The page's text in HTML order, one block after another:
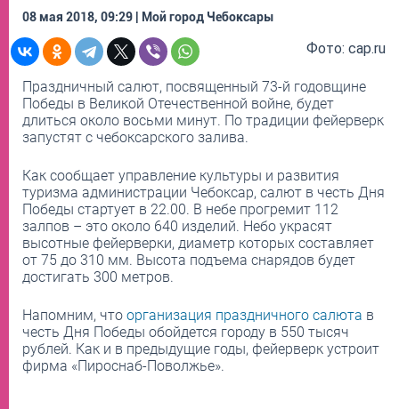
08 мая 2018, 09:29 | Мой город Чебоксары
Фото: cap.ru
Праздничный салют, посвященный 73-й годовщине
Победы в Великой Отечественной войне, будет
длиться около восьми минут. По традиции фейерверк
запустят с чебоксарского залива.
Как сообщает управление культуры и развития
туризма администрации Чебоксар, салют в честь Дня
Победы стартует в 22.00. В небе прогремит 112
залпов – это около 640 изделий. Небо украсят
высотные фейерверки, диаметр которых составляет
от 75 до 310 мм. Высота подъема снарядов будет
достигать 300 метров.
Напомним, что организация праздничного салюта в
честь Дня Победы обойдется городу в 550 тысяч
рублей. Как и в предыдущие годы, фейерверк устроит
фирма «Пироснаб-Поволжье».